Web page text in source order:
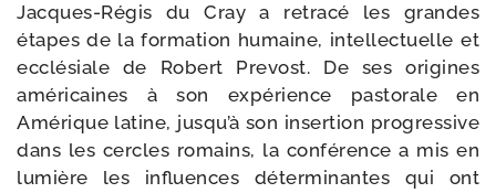
Jacques-​Régis du Cray a retra­cé les grandes
étapes de la for­ma­tion humaine, intel­lec­tuelle et
ecclé­siale de Robert Prevost. De ses ori­gines
amé­ri­caines à son expé­rience pas­to­rale en
Amérique latine, jusqu’à son inser­tion pro­gres­sive
dans les cercles romains, la confé­rence a mis en
lumière les influences déter­mi­nantes qui ont